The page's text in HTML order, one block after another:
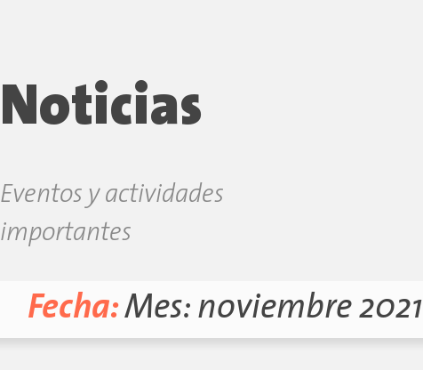
Noticias
Eventos y actividades
importantes
Fecha:Mes: noviembre 2021